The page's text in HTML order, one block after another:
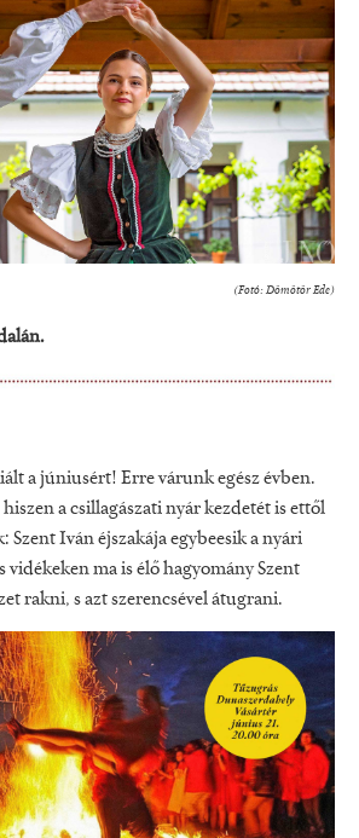
(Fotó: Dömötör Ede)
a júniusért! Erre várunk egész évben.
a csillagászati nyár kezdetét is ettől
Szent Iván éjszakája egybeesik a nyári
ma is élő hagyomány Szent
rakni, s azt szerencsével átugrani.